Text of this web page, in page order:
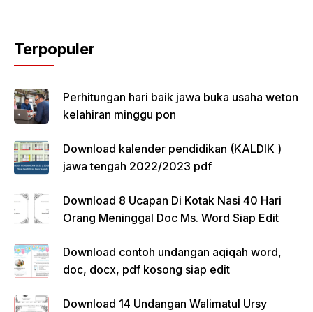
Terpopuler
Perhitungan hari baik jawa buka usaha weton
kelahiran minggu pon
Download kalender pendidikan (KALDIK )
jawa tengah 2022/2023 pdf
Download 8 Ucapan Di Kotak Nasi 40 Hari
Orang Meninggal Doc Ms. Word Siap Edit
Download contoh undangan aqiqah word,
doc, docx, pdf kosong siap edit
Download 14 Undangan Walimatul Ursy